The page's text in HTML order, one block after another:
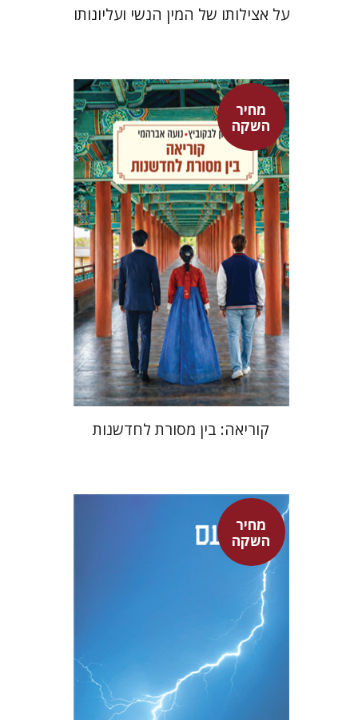
על אצילותו של המין הנשי ועליונותו
מחיר
השקה
אלון לבקוביץ נועה אברהמי
מחיר השקה
$35
$24
קוריאה: בין מסורת לחדשנות
מחיר
השקה
סנקה
דבורה גילולה
דבורה גילולה